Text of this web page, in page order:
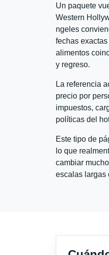
Un paquete
Western
ngeles
fechas
alimentos
y regreso.
La referencia
precio por
impuestos,
políticas del
Este tipo de
lo que
cambiar
escalas largas